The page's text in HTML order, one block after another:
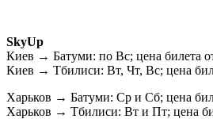
SkyUp
Киев → Батуми: по Вс; цена билета
Киев → Тбилиси: Вт, Чт, Вс; цена
Харьков → Батуми: Ср и Сб; цена
Харьков → Тбилиси: Вт и Пт; цена